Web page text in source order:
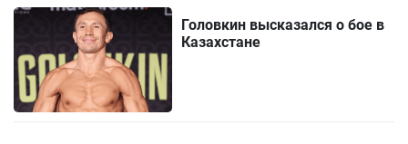
Головкин высказался о бое в
Казахстане